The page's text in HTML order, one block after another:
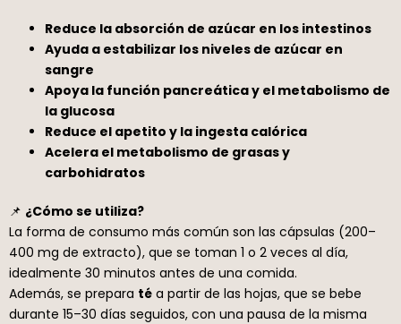
Reduce la absorción de azúcar en los intestinos
Ayuda a estabilizar los niveles de azúcar en
sangre
Apoya la función pancreática y el metabolismo de
la glucosa
Reduce el apetito y la ingesta calórica
Acelera el metabolismo de grasas y
carbohidratos
📌 ¿Cómo se utiliza?
La forma de consumo más común son las cápsulas (200–
400 mg de extracto), que se toman 1 o 2 veces al día,
idealmente 30 minutos antes de una comida.
Además, se prepara té a partir de las hojas, que se bebe
durante 15–30 días seguidos, con una pausa de la misma